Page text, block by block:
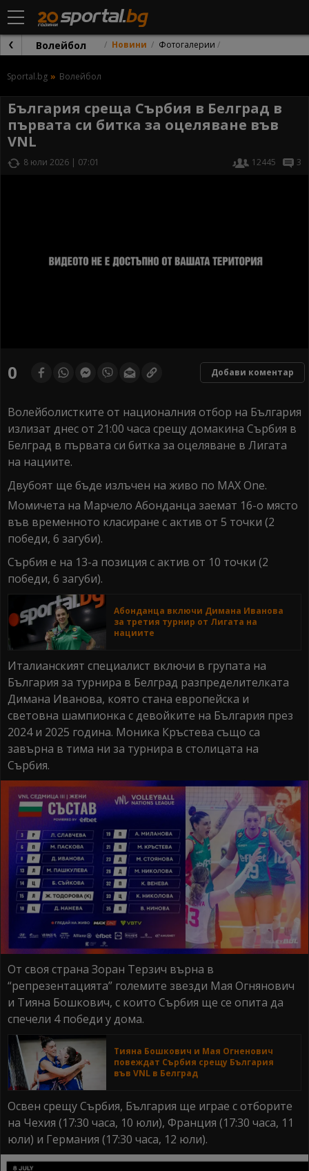
Волейбол Новини Фотогалерии
Sportal.bg Волейбол
България среща Сърбия в Белград в
първата си битка за оцеляване във
VNL
8 юли 2026 | 07:01 12445 3
of0 Добави коментар
Волейболистките от националния отбор на България
излизат днес от 21:00 часа срещу домакина Сърбия в
Белград в първата си битка за оцеляване в Лигата
на нациите.
Двубоят ще бъде излъчен на живо по MAX One.
Момичета на Марчело Абонданца заемат 16-о място
във временното класиране с актив от 5 точки (2
победи, 6 загуби).
Сърбия е на 13-а позиция с актив от 10 точки (2
победи, 6 загуби).
Абонданца включи Димана Иванова
за третия турнир от Лигата на
нациите
Италианският специалист включи в групата на
България за турнира в Белград разпределителката
Димана Иванова, която стана европейска и
световна шампионка с девойките на България през
2024 и 2025 година. Моника Кръстева също са
завърна в тима ни за турнира в столицата на
Сърбия.
От своя страна Зоран Терзич върна в
“репрезентацията” големите звезди Мая Огнянович
и Тияна Бошкович, с които Сърбия ще се опита да
спечели 4 победи у дома.
Тияна Бошкович и Мая Огненович
повеждат Сърбия срещу България
във VNL в Белград
Освен срещу Сърбия, България ще играе с отборите
на Чехия (17:30 часа, 10 юли), Франция (17:30 часа, 11
юли) и Германия (17:30 часа, 12 юли).